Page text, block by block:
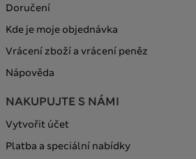
Doručení
Kde je moje objednávka
Vrácení zboží a vrácení peněz
Nápověda
NAKUPUJTE S NÁMI
Vytvořit účet
Platba a speciální nabídky